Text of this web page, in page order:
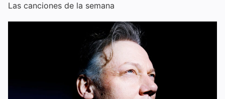
Las canciones de la semana